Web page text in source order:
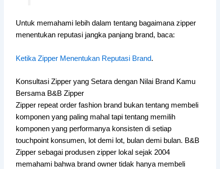
Untuk memahami lebih dalam tentang bagaimana zipper
menentukan reputasi jangka panjang brand, baca:
Ketika Zipper Menentukan Reputasi Brand.
Konsultasi Zipper yang Setara dengan Nilai Brand Kamu
Bersama B&B Zipper
Zipper repeat order fashion brand bukan tentang membeli
komponen yang paling mahal tapi tentang memilih
komponen yang performanya konsisten di setiap
touchpoint konsumen, lot demi lot, bulan demi bulan. B&B
Zipper sebagai produsen zipper lokal sejak 2004
memahami bahwa brand owner tidak hanya membeli